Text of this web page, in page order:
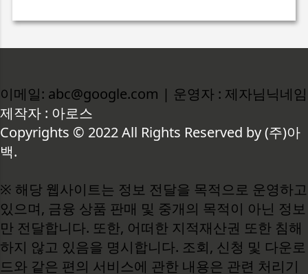
이메일: abc@google.com | 운영자 : 제자님닉네임
제작자 : 아로스
Copyrights © 2022 All Rights Reserved by (주)아
백.
※ 해당 웹사이트는 정보 전달을 목적으로 운영하고
있으며, 금융 상품 판매 및 중개의 목적이 아닌 정보
만 전달합니다. 또한, 어떠한 지적재산권 또한 침해
하지 않고 있음을 명시합니다. 조회, 신청 및 다운로
드와 같은 편의 서비스에 관한 내용은 관련 처리기